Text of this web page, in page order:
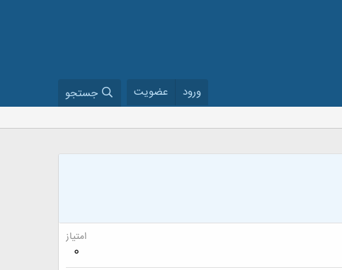
ورود عضویت جستجو
امتیاز
0